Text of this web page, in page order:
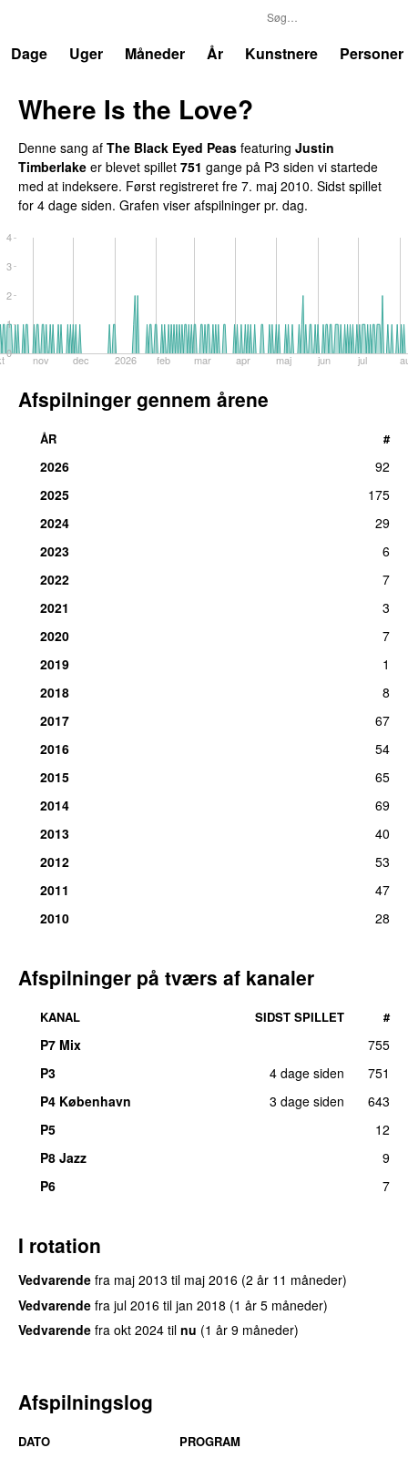
Dage
Uger Måneder År Kunstnere Personer
Where Is the Love?
Denne sang af The Black Eyed Peas featuring Justin
Timberlake er blevet spillet 751 gange på P3 siden vi startede
med at indeksere. Først registreret fre 7. maj 2010. Sidst spillet
for 4 dage siden. Grafen viser afspilninger pr. dag.
nov dec 2026 feb mar apr maj jun jul
0
1
2
3
4
Afspilninger gennem årene
ÅR #
2026
92
2025
175
2024
29
2023
6
2022
7
2021
3
2020
7
2019
1
2018
8
2017
67
2016
54
2015
65
2014
69
2013
40
2012
53
2011
47
2010
28
Afspilninger på tværs af kanaler
KANAL SIDST SPILLET #
P7 Mix
755
P3
4 dage siden
751
P4 København
3 dage siden
643
P5
12
P8 Jazz
9
P6
7
I rotation
Vedvarende fra maj 2013 til maj 2016 (2 år 11 måneder)
Vedvarende fra jul 2016 til jan 2018 (1 år 5 måneder)
Vedvarende fra okt 2024 til nu (1 år 9 måneder)
Afspilningslog
DATO PROGRAM